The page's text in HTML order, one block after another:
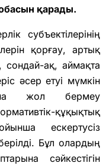
қарады.
субъектілерінің
қорғау, артық
сондай-ақ, аймақта
әсер етуі мүмкін
жол бермеу
құқықтық
ескертусіз
Бұл олардың
сәйкестігін